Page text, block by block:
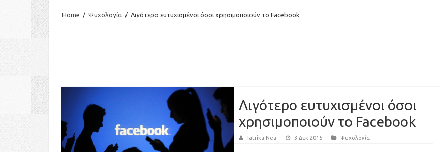
Home / Ψυχολογία / Λιγότερο ευτυχισμένοι όσοι χρησιμοποιούν το Facebook
Λιγότερο ευτυχισμένοι όσοι
χρησιμοποιούν το Facebook
Iatrika Nea 3 Δεκ 2015 Ψυχολογία